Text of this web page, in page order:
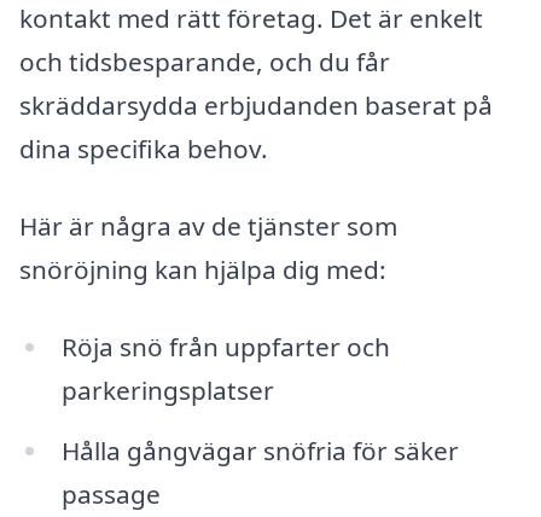
kontakt med rätt företag. Det är enkelt
och tidsbesparande, och du får
skräddarsydda erbjudanden baserat på
dina specifika behov.
Här är några av de tjänster som
snöröjning kan hjälpa dig med:
Röja snö från uppfarter och
parkeringsplatser
Hålla gångvägar snöfria för säker
passage